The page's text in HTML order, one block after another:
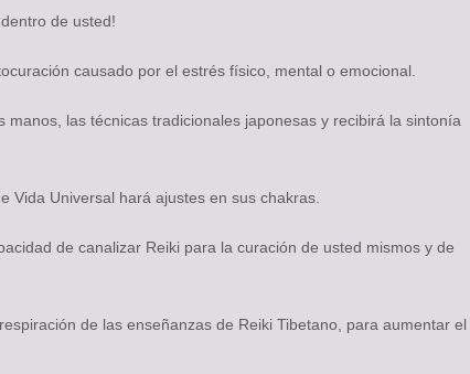
de usted!
causado por el estrés físico, mental o emocional.
las técnicas tradicionales japonesas y recibirá la sintonía
Vida Universal hará ajustes en sus chakras.
de canalizar Reiki para la curación de usted mismos y de
de las enseñanzas de Reiki Tibetano, para aumentar el